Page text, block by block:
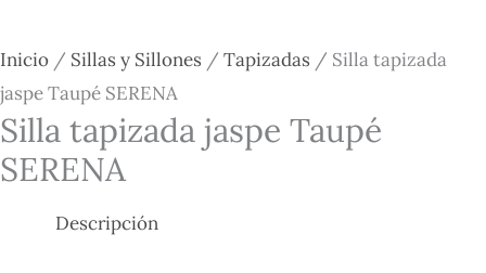
Inicio / Sillas y Sillones / Tapizadas / Silla tapizada
jaspe Taupé SERENA
Silla tapizada jaspe Taupé
SERENA
Descripción